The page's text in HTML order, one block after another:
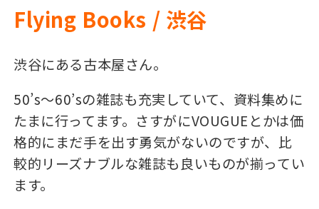
Flying Books / 渋谷
渋谷にある古本屋さん。
50’s〜60’sの雑誌も充実していて、資料集めに
たまに行ってます。さすがにVOUGUEとかは価
格的にまだ手を出す勇気がないのですが、比
較的リーズナブルな雑誌も良いものが揃ってい
ます。